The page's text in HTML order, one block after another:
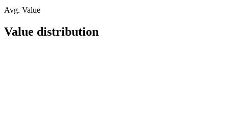
Avg. Value
Value distribution